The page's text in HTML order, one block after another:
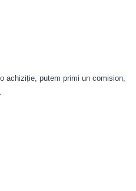
achiziție, putem primi un comision,